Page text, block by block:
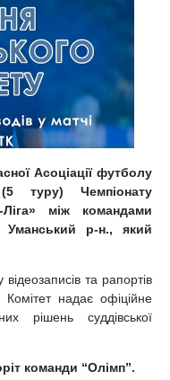
Асоціації футболу
туру) Чемпіонату
Ліга» між командами
р-н., який
та рапортів
Комітет надає офіційне
рішень суддівської
команди “Олімп”.